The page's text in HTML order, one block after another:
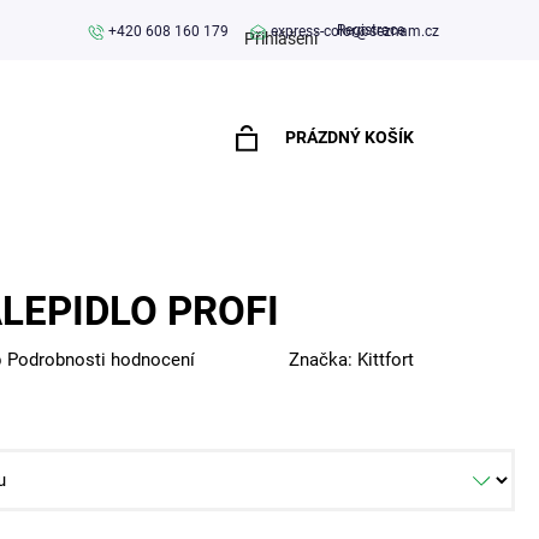
Přihlášení Registrace
+420 608 160 179 express-color@seznam.cz
PRÁZDNÝ KOŠÍK
PROFI
Podrobnosti hodnocení Značka: Kittfort